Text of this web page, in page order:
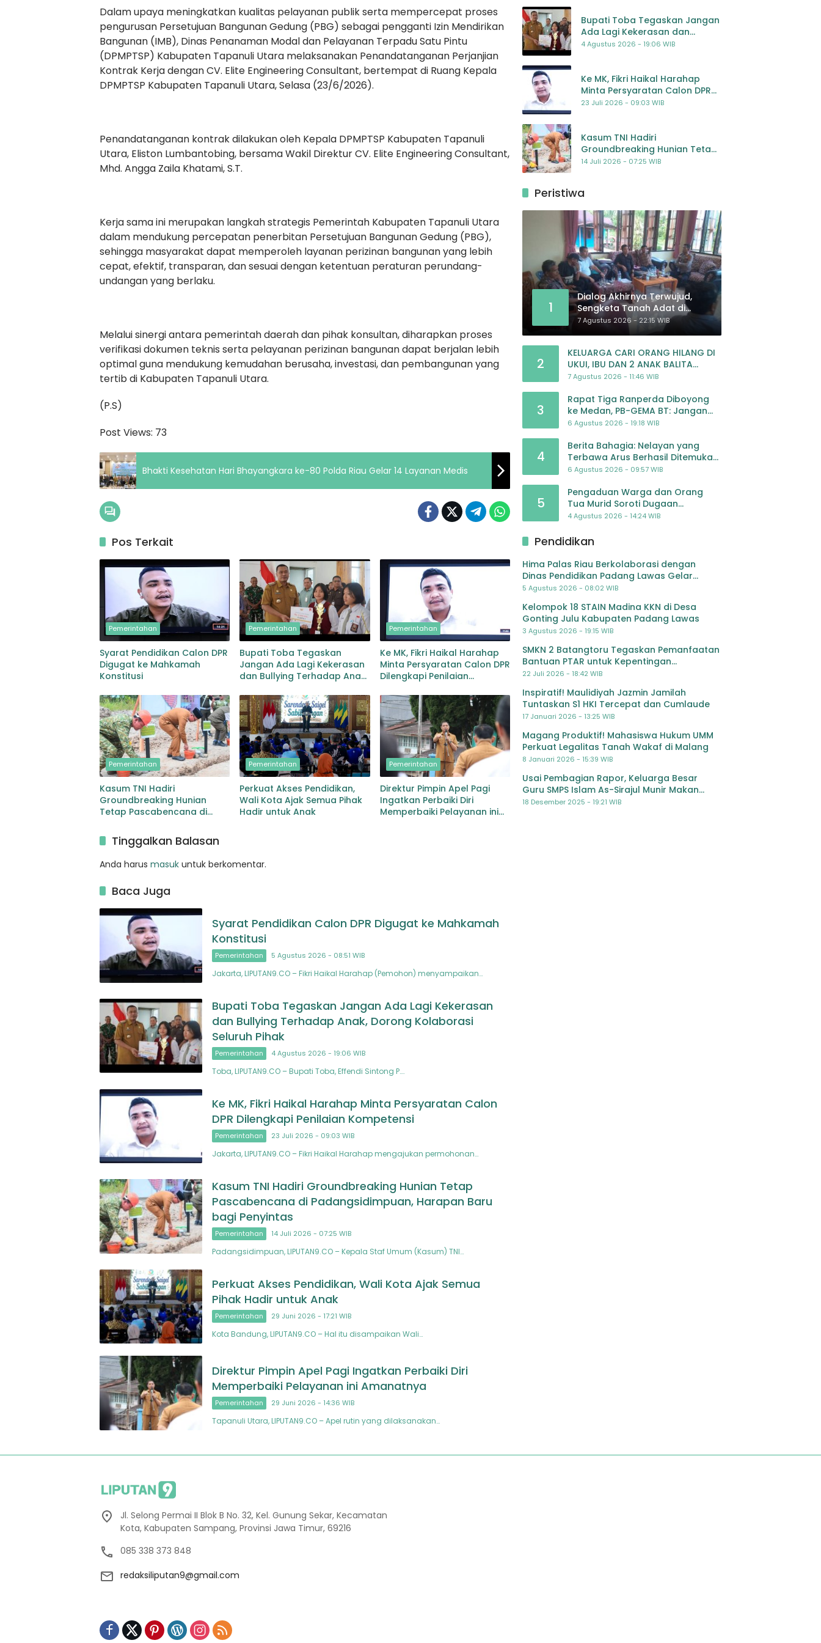
Dalam upaya meningkatkan kualitas pelayanan publik serta mempercepat proses
pengurusan Persetujuan Bangunan Gedung (PBG) sebagai pengganti Izin Mendirikan
Bangunan (IMB), Dinas Penanaman Modal dan Pelayanan Terpadu Satu Pintu
(DPMPTSP) Kabupaten Tapanuli Utara melaksanakan Penandatanganan Perjanjian
Kontrak Kerja dengan CV. Elite Engineering Consultant, bertempat di Ruang Kepala
DPMPTSP Kabupaten Tapanuli Utara, Selasa (23/6/2026).
Penandatanganan kontrak dilakukan oleh Kepala DPMPTSP Kabupaten Tapanuli
Utara, Eliston Lumbantobing, bersama Wakil Direktur CV. Elite Engineering Consultant,
Mhd. Angga Zaila Khatami, S.T.
Kerja sama ini merupakan langkah strategis Pemerintah Kabupaten Tapanuli Utara
dalam mendukung percepatan penerbitan Persetujuan Bangunan Gedung (PBG),
sehingga masyarakat dapat memperoleh layanan perizinan bangunan yang lebih
cepat, efektif, transparan, dan sesuai dengan ketentuan peraturan perundang-
undangan yang berlaku.
Melalui sinergi antara pemerintah daerah dan pihak konsultan, diharapkan proses
verifikasi dokumen teknis serta pelayanan perizinan bangunan dapat berjalan lebih
optimal guna mendukung kemudahan berusaha, investasi, dan pembangunan yang
tertib di Kabupaten Tapanuli Utara.
(P.S)
Post Views: 73
Bhakti Kesehatan Hari Bhayangkara ke-80 Polda Riau Gelar 14 Layanan Medis
Pos Terkait
Pemerintahan
Syarat Pendidikan Calon DPR
Digugat ke Mahkamah
Konstitusi
Pemerintahan
Bupati Toba Tegaskan
Jangan Ada Lagi Kekerasan
dan Bullying Terhadap Anak,
Pihak
Pemerintahan
Ke MK, Fikri Haikal Harahap
Minta Persyaratan Calon DPR
Dilengkapi Penilaian
Pemerintahan
Kasum TNI Hadiri
Groundbreaking Hunian
Tetap Pascabencana di
Baru bagi Penyintas
Pemerintahan
Perkuat Akses Pendidikan,
Wali Kota Ajak Semua Pihak
Hadir untuk Anak
Pemerintahan
Direktur Pimpin Apel Pagi
Ingatkan Perbaiki Diri
Memperbaiki Pelayanan ini
Tinggalkan Balasan
Anda harus masuk untuk berkomentar.
Baca Juga
Syarat Pendidikan Calon DPR Digugat ke Mahkamah
Konstitusi
Pemerintahan 5 Agustus 2026 - 08:51 WIB
Jakarta, LIPUTAN9.CO – Fikri Haikal Harahap (Pemohon) menyampaikan…
Bupati Toba Tegaskan Jangan Ada Lagi Kekerasan
dan Bullying Terhadap Anak, Dorong Kolaborasi
Seluruh Pihak
Pemerintahan 4 Agustus 2026 - 19:06 WIB
Toba, LIPUTAN9.CO – Bupati Toba, Effendi Sintong P….
Ke MK, Fikri Haikal Harahap Minta Persyaratan Calon
DPR Dilengkapi Penilaian Kompetensi
Pemerintahan 23 Juli 2026 - 09:03 WIB
Jakarta, LIPUTAN9.CO – Fikri Haikal Harahap mengajukan permohonan…
Kasum TNI Hadiri Groundbreaking Hunian Tetap
Pascabencana di Padangsidimpuan, Harapan Baru
bagi Penyintas
Pemerintahan 14 Juli 2026 - 07:25 WIB
Padangsidimpuan, LIPUTAN9.CO – Kepala Staf Umum (Kasum) TNI…
Perkuat Akses Pendidikan, Wali Kota Ajak Semua
Pihak Hadir untuk Anak
Pemerintahan 29 Juni 2026 - 17:21 WIB
Kota Bandung, LIPUTAN9.CO – Hal itu disampaikan Wali…
Direktur Pimpin Apel Pagi Ingatkan Perbaiki Diri
Memperbaiki Pelayanan ini Amanatnya
Pemerintahan 29 Juni 2026 - 14:36 WIB
Tapanuli Utara, LIPUTAN9.CO – Apel rutin yang dilaksanakan…
Bupati Toba Tegaskan Jangan
Ada Lagi Kekerasan dan
Bullying Terhadap Anak,
4 Agustus 2026 - 19:06 WIB
Ke MK, Fikri Haikal Harahap
Minta Persyaratan Calon DPR
Dilengkapi Penilaian
23 Juli 2026 - 09:03 WIB
Kasum TNI Hadiri
Groundbreaking Hunian Tetap
Pascabencana di
14 Juli 2026 - 07:25 WIB
Peristiwa
1
Dialog Akhirnya Terwujud,
Sengketa Tanah Adat di
Lingkar Proyek Strategis
Nasional Memasuki Babak
7 Agustus 2026 - 22:15 WIB
2
KELUARGA CARI ORANG HILANG DI
UKUI, IBU DAN 2 ANAK BALITA
BELUM PULANG SEJAK 20 JULI 2026
7 Agustus 2026 - 11:46 WIB
3
Rapat Tiga Ranperda Diboyong
ke Medan, PB-GEMA BT: Jangan
Jadikan APBD Ladang
6 Agustus 2026 - 19:18 WIB
4
Berita Bahagia: Nelayan yang
Terbawa Arus Berhasil Ditemukan
Dalam Keadaan Selamat
6 Agustus 2026 - 09:57 WIB
5
Pengaduan Warga dan Orang
Tua Murid Soroti Dugaan
Pengelolaan Dana BOP PAUD di TK
4 Agustus 2026 - 14:24 WIB
Pendidikan
Hima Palas Riau Berkolaborasi dengan
Dinas Pendidikan Padang Lawas Gelar
Pelatihan OSIS SMP se-Kabupaten Padang
5 Agustus 2026 - 08:02 WIB
Kelompok 18 STAIN Madina KKN di Desa
Gonting Julu Kabupaten Padang Lawas
3 Agustus 2026 - 19:15 WIB
SMKN 2 Batangtoru Tegaskan Pemanfaatan
Bantuan PTAR untuk Kepentingan
Pendidikan
22 Juli 2026 - 18:42 WIB
Inspiratif! Maulidiyah Jazmin Jamilah
Tuntaskan S1 HKI Tercepat dan Cumlaude
17 Januari 2026 - 13:25 WIB
Magang Produktif! Mahasiswa Hukum UMM
Perkuat Legalitas Tanah Wakaf di Malang
8 Januari 2026 - 15:39 WIB
Usai Pembagian Rapor, Keluarga Besar
Guru SMPS Islam As-Sirajul Munir Makan
Bersama Sambut Libur Awal Semester
18 Desember 2025 - 19:21 WIB
Jl. Selong Permai II Blok B No. 32, Kel. Gunung Sekar, Kecamatan
Kota, Kabupaten Sampang, Provinsi Jawa Timur, 69216
085 338 373 848
redaksiliputan9@gmail.com